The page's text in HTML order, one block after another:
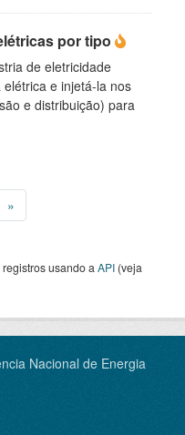
por tipo
de eletricidade
e injetá-la nos
e distribuição) para
»
usando a API (veja
Nacional de Energia